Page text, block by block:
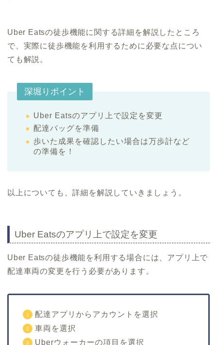
Uber Eatsの徒歩機能に関する詳細を解説したところ
で、実際に徒歩機能を利用するために必要な点につい
ても解説。
深堀りポイント
Uber Eatsのアプリ上で設定を変更
配達バッグを準備
歩いた成果を確認したい場合は万歩計など
の準備を！
以上についても、詳細を解説していきましょう。
Uber Eatsのアプリ上で設定を変更
Uber Eatsの徒歩機能を利用する場合には、アプリ上で
配達車両の変更を行う必要があります。
配達アプリからアカウントを選択
車両を選択
Uberウォーカーの項目を選択